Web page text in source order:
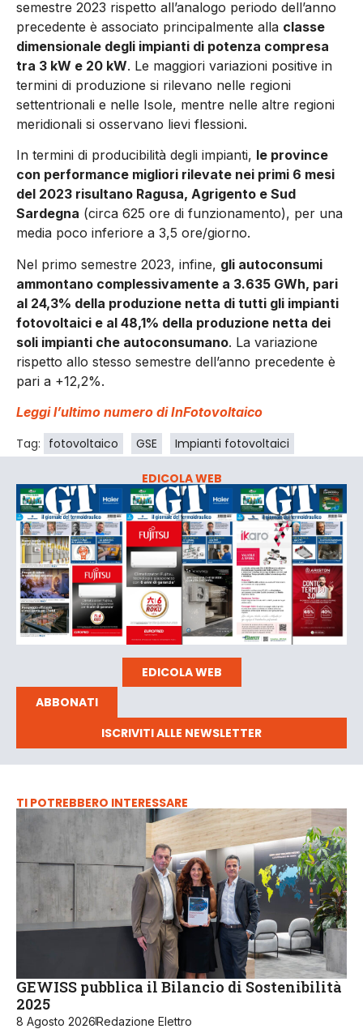
semestre 2023 rispetto all’analogo periodo dell’anno
precedente è associato principalmente alla classe
dimensionale degli impianti di potenza compresa
tra 3 kW e 20 kW. Le maggiori variazioni positive in
termini di produzione si rilevano nelle regioni
settentrionali e nelle Isole, mentre nelle altre regioni
meridionali si osservano lievi flessioni.
In termini di producibilità degli impianti, le province
con performance migliori rilevate nei primi 6 mesi
del 2023 risultano Ragusa, Agrigento e Sud
Sardegna (circa 625 ore di funzionamento), per una
media poco inferiore a 3,5 ore/giorno.
Nel primo semestre 2023, infine, gli autoconsumi
ammontano complessivamente a 3.635 GWh, pari
al 24,3% della produzione netta di tutti gli impianti
fotovoltaici e al 48,1% della produzione netta dei
soli impianti che autoconsumano. La variazione
rispetto allo stesso semestre dell’anno precedente è
pari a +12,2%.
Leggi l’ultimo numero di InFotovoltaico
Tag: fotovoltaico GSE Impianti fotovoltaici
EDICOLA WEB
EDICOLA WEB
ABBONATI
ISCRIVITI ALLE NEWSLETTER
TI POTREBBERO INTERESSARE
GEWISS pubblica il Bilancio di Sostenibilità
2025
8 Agosto 2026Redazione Elettro